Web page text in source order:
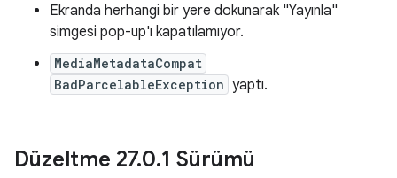
Ekranda herhangi bir yere dokunarak "Yayınla"
simgesi pop-up'ı kapatılamıyor.
MediaMetadataCompat
BadParcelableException yaptı.
Düzeltme 27.0.1 Sürümü